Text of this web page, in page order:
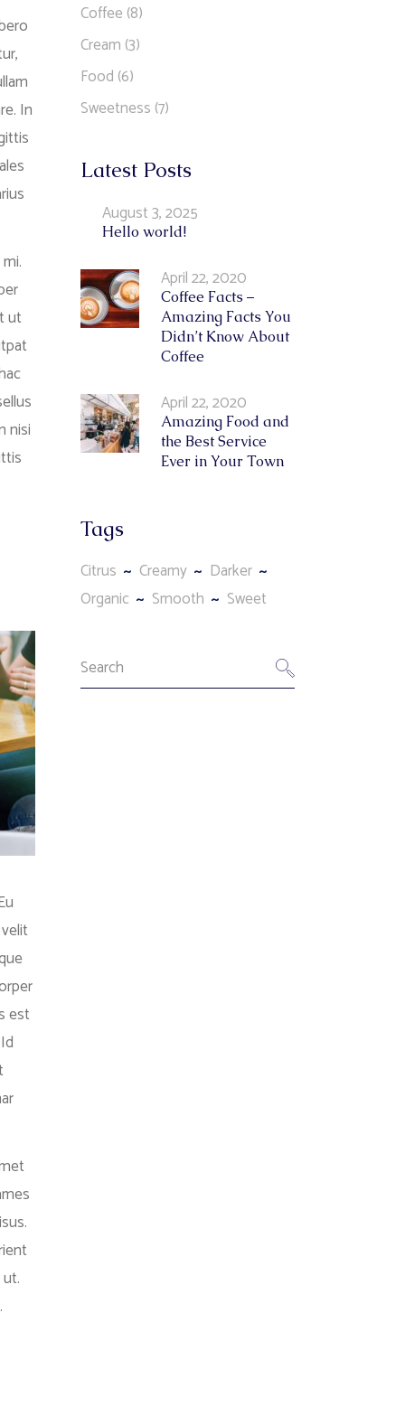
In
ut
nisi
est
Coffee (8)
Cream (3)
Food (6)
Sweetness (7)
Latest Posts
August 3, 2025
Hello world!
April 22, 2020
Coffee Facts –
Amazing Facts You
Didn’t Know About
Coffee
April 22, 2020
Amazing Food and
the Best Service
Ever in Your Town
Tags
Citrus Creamy
Darker
Organic
Smooth Sweet